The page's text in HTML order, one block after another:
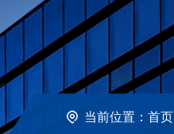
当前位置： 首页